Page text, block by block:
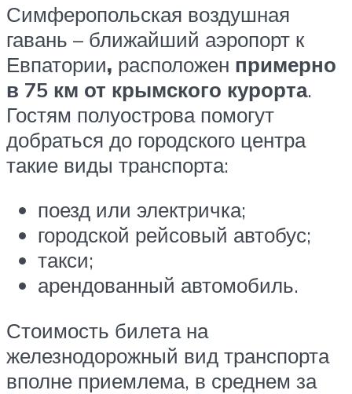
Симферопольская воздушная
гавань – ближайший аэропорт к
Евпатории, расположен примерно
в 75 км от крымского курорта.
Гостям полуострова помогут
добраться до городского центра
такие виды транспорта:
поезд или электричка;
городской рейсовый автобус;
такси;
арендованный автомобиль.
Стоимость билета на
железнодорожный вид транспорта
вполне приемлема, в среднем за